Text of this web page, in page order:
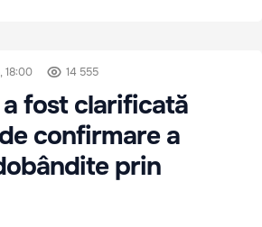
18:00 14 555
fost clarificată
confirmare a
prin